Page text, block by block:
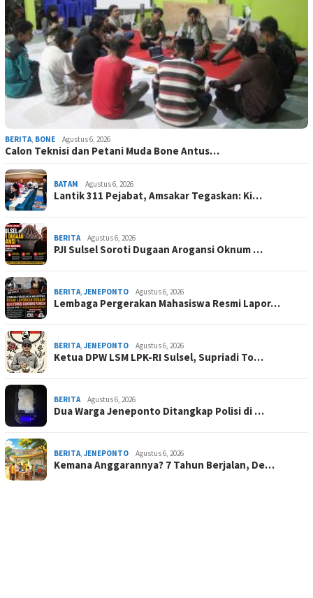
BERITA, BONE Agustus 6, 2026
Calon Teknisi dan Petani Muda Bone Antus…
BATAM Agustus 6, 2026
Lantik 311 Pejabat, Amsakar Tegaskan: Ki…
BERITA Agustus 6, 2026
PJI Sulsel Soroti Dugaan Arogansi Oknum …
BERITA, JENEPONTO Agustus 6, 2026
Lembaga Pergerakan Mahasiswa Resmi Lapor…
BERITA, JENEPONTO Agustus 6, 2026
Ketua DPW LSM LPK-RI Sulsel, Supriadi To…
BERITA Agustus 6, 2026
Dua Warga Jeneponto Ditangkap Polisi di …
BERITA, JENEPONTO Agustus 6, 2026
Kemana Anggarannya? 7 Tahun Berjalan, De…